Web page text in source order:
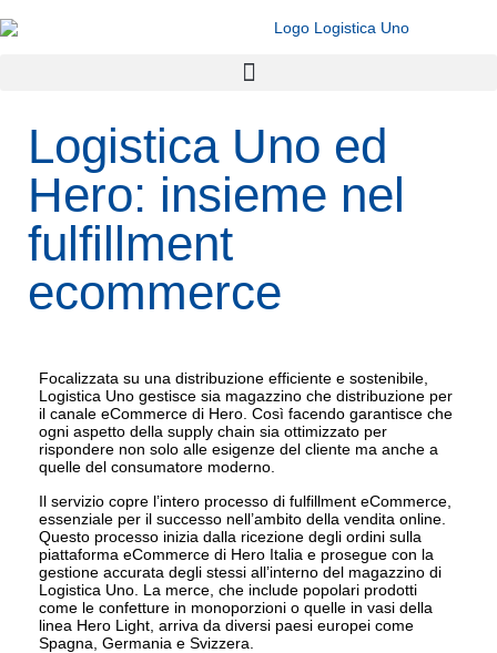
Logistica Uno ed
Hero: insieme nel
fulfillment
ecommerce
Focalizzata su una distribuzione efficiente e sostenibile,
Logistica Uno gestisce sia magazzino che distribuzione per
il canale eCommerce di Hero. Così facendo garantisce che
ogni aspetto della supply chain sia ottimizzato per
rispondere non solo alle esigenze del cliente ma anche a
quelle del consumatore moderno.
Il servizio copre l’intero processo di fulfillment eCommerce,
essenziale per il successo nell’ambito della vendita online.
Questo processo inizia dalla ricezione degli ordini sulla
piattaforma eCommerce di Hero Italia e prosegue con la
gestione accurata degli stessi all’interno del magazzino di
Logistica Uno. La merce, che include popolari prodotti
come le confetture in monoporzioni o quelle in vasi della
linea Hero Light, arriva da diversi paesi europei come
Spagna, Germania e Svizzera.